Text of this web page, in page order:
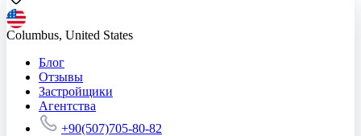
Columbus, United States
Блог
Отзывы
Застройщики
Агентства
+90(507)705-80-82